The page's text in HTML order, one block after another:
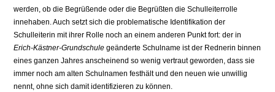
werden, ob die Begrüßende oder die Begrüßten die Schulleiterrolle
innehaben. Auch setzt sich die problematische Identifikation der
Schulleiterin mit ihrer Rolle noch an einem anderen Punkt fort: der in
Erich-Kästner-Grundschule geänderte Schulname ist der Rednerin binnen
eines ganzen Jahres anscheinend so wenig vertraut geworden, dass sie
immer noch am alten Schulnamen festhält und den neuen wie unwillig
nennt, ohne sich damit identifizieren zu können.